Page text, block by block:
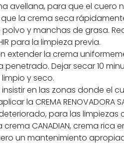
avellana, para que el cuero
la crema seca
y manchas de grasa.
para la limpieza previa.
extender la crema
penetrado. Dejar secar 10
y seco.
en las zonas donde el
la CREMA RENOVADORA
para las
crema CANADIAN, crema rica
un mantenimiento